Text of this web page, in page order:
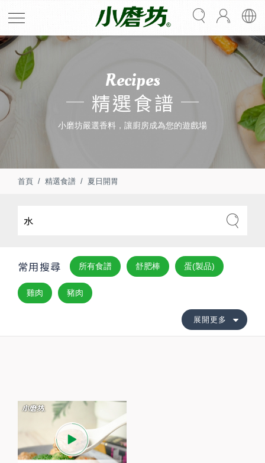
Recipes
精選食譜
小磨坊嚴選香料，讓廚房成為您的遊戲場
首頁 精選食譜 夏日開胃
常用搜尋 所有食譜 舒肥棒 蛋(製品)
雞肉 豬肉
展開更多